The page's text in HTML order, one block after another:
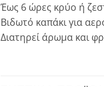
Έως 6 ώρες κρύο ή
Βιδωτό καπάκι για
Διατηρεί άρωμα και